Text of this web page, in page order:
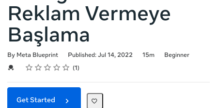
Reklam Vermeye
Başlama
By Meta Blueprint Published: Jul 14, 2022
Duration 15m
Difficulty
Beginner
Credential For Completion
Rating
1 star
2 stars
3 stars
4 stars
5 stars
Average rating: 5.0 1
1 review
Get Started